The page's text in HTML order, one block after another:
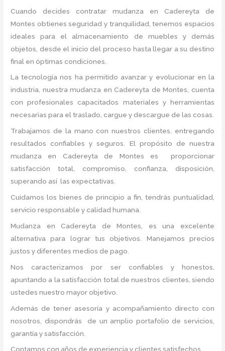
Cuando decides contratar mudanza en Cadereyta de
Montes obtienes seguridad y tranquilidad, tenemos espacios
ideales para el almacenamiento de muebles y demás
objetos, desde el inicio del proceso hasta llegar a su destino
final en óptimas condiciones.
La tecnología nos ha permitido avanzar y evolucionar en la
industria, nuestra mudanza en Cadereyta de Montes, cuenta
con profesionales capacitados materiales y herramientas
necesarias para el traslado, cargue y descargue de las cosas.
Trabajamos de la mano con nuestros clientes, entregando
resultados confiables y seguros. El propósito de nuestra
mudanza en Cadereyta de Montes es proporcionar
satisfacción total, compromiso, confianza, disposición,
superando así las expectativas.
Cuidamos los bienes de principio a fin, tendrás puntualidad,
servicio responsable y calidad humana.
Mudanza en Cadereyta de Montes, es una excelente
alternativa para lograr tus objetivos. Manejamos precios
justos y diferentes medios de pago.
Nos caracterizamos por ser confiables y honestos,
apuntando a la satisfacción total de nuestros clientes, siendo
ustedes nuestro mayor objetivo.
Además de tener asesoría y acompañamiento directo con
nosotros, dispondrás de un amplio portafolio de servicios,
garantía y satisfacción.
Contamos con años de experiencia y clientes satisfechos.